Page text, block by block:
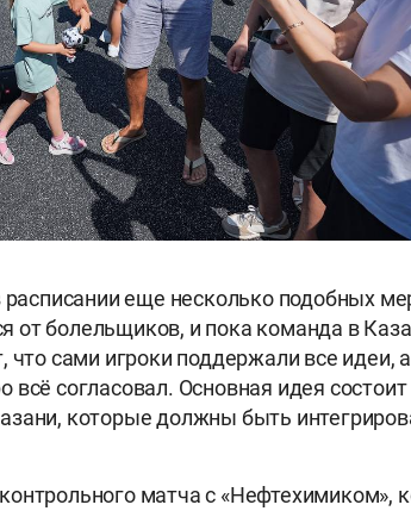
расписании еще несколько подобных
от болельщиков, и пока команда в
что сами игроки поддержали все идеи,
всё согласовал. Основная идея
которые должны быть
матча с «Нефтехимиком»,